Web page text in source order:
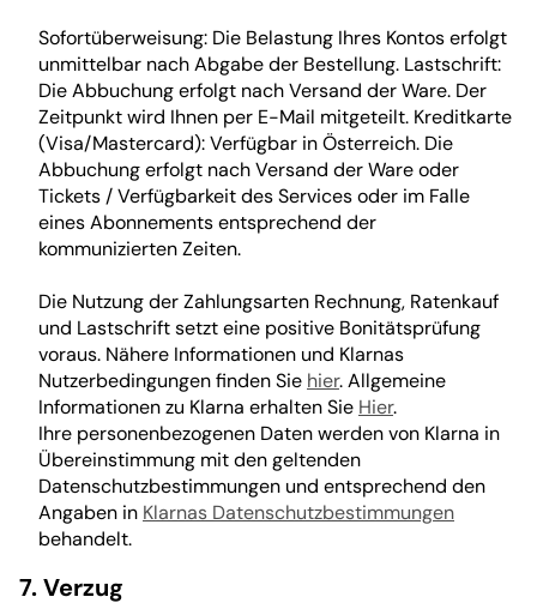
Sofortüberweisung: Die Belastung Ihres Kontos erfolgt
unmittelbar nach Abgabe der Bestellung. Lastschrift:
Die Abbuchung erfolgt nach Versand der Ware. Der
Zeitpunkt wird Ihnen per E-Mail mitgeteilt. Kreditkarte
(Visa/Mastercard): Verfügbar in Österreich. Die
Abbuchung erfolgt nach Versand der Ware oder
Tickets / Verfügbarkeit des Services oder im Falle
eines Abonnements entsprechend der
kommunizierten Zeiten.
Die Nutzung der Zahlungsarten Rechnung, Ratenkauf
und Lastschrift setzt eine positive Bonitätsprüfung
voraus. Nähere Informationen und Klarnas
Nutzerbedingungen finden Sie hier. Allgemeine
Informationen zu Klarna erhalten Sie Hier.
Ihre personenbezogenen Daten werden von Klarna in
Übereinstimmung mit den geltenden
Datenschutzbestimmungen und entsprechend den
Angaben in Klarnas Datenschutzbestimmungen
behandelt.
7. Verzug